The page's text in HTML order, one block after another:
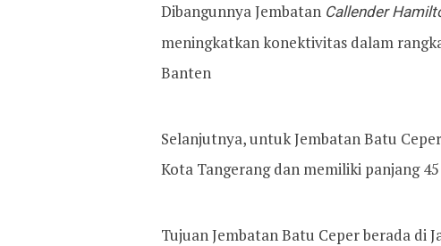
Dibangunnya Jembatan Callender
meningkatkan konektivitas dalam
Banten
Selanjutnya, untuk Jembatan Batu
Kota Tangerang dan memiliki panjang
Tujuan Jembatan Batu Ceper berada di